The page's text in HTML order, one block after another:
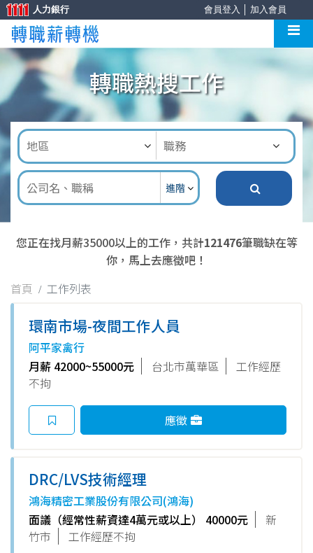
會員登入 加入會員
人力銀行
轉職熱搜工作
進階
您正在找月薪35000以上的工作，共計121476筆職缺在等
你，馬上去應徵吧！
首頁
工作列表
環南市場-夜間工作人員
阿平家禽行
月薪 42000~55000元
台北市萬華區
工作經歷
不拘
應徵
DRC/LVS技術經理
鴻海精密工業股份有限公司(鴻海)
面議（經常性薪資達4萬元或以上） 40000元
新
竹市
工作經歷不拘